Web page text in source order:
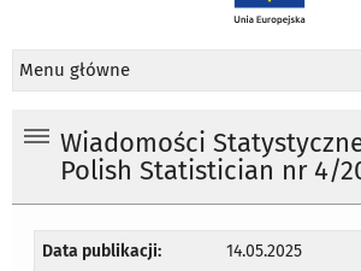
Menu główne
Wiadomości
Polish Statistician nr 4/
Data publikacji: 14.05.2025